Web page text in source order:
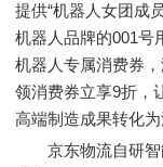
提供“机器人女团成
机器人品牌的001号
机器人专属消费券
领消费券立享9折，
高端制造成果转化为
京东物流自研智